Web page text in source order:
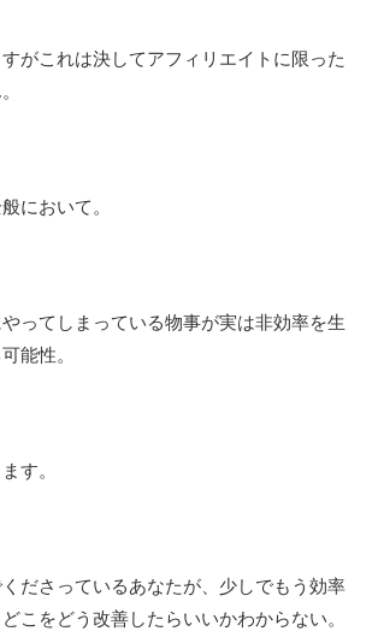
がこれは決してアフィリエイトに限った
において。
ってしまっている物事が実は非効率を生
能性。
す。
ださっているあなたが、少しでもう効率
こをどう改善したらいいかわからない。